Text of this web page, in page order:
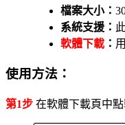
檔案大小：
系統支援：
軟體下載 ：
使用方法：
第1步 在軟體下載頁中